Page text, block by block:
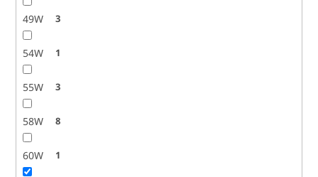
49W 3
54W 1
55W 3
58W 8
60W 1